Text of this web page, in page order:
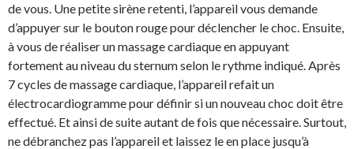
de vous. Une petite sirène retenti, l’appareil vous demande
d’appuyer sur le bouton rouge pour déclencher le choc. Ensuite,
à vous de réaliser un massage cardiaque en appuyant
fortement au niveau du sternum selon le rythme indiqué. Après
7 cycles de massage cardiaque, l’appareil refait un
électrocardiogramme pour définir si un nouveau choc doit être
effectué. Et ainsi de suite autant de fois que nécessaire. Surtout,
ne débranchez pas l’appareil et laissez le en place jusqu’à